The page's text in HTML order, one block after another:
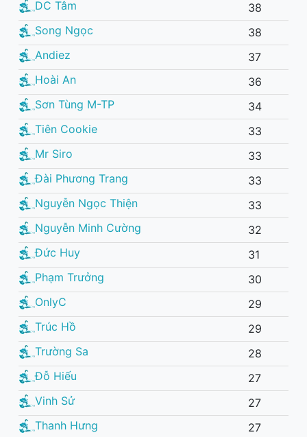
DC Tâm
38
Song Ngọc
38
Andiez
37
Hoài An
36
Sơn Tùng M-TP
34
Tiên Cookie
33
Mr Siro
33
Đài Phương Trang
33
Nguyễn Ngọc Thiện
33
Nguyễn Minh Cường
32
Đức Huy
31
Phạm Trưởng
30
OnlyC
29
Trúc Hồ
29
Trường Sa
28
Đỗ Hiếu
27
Vinh Sử
27
Thanh Hưng
27